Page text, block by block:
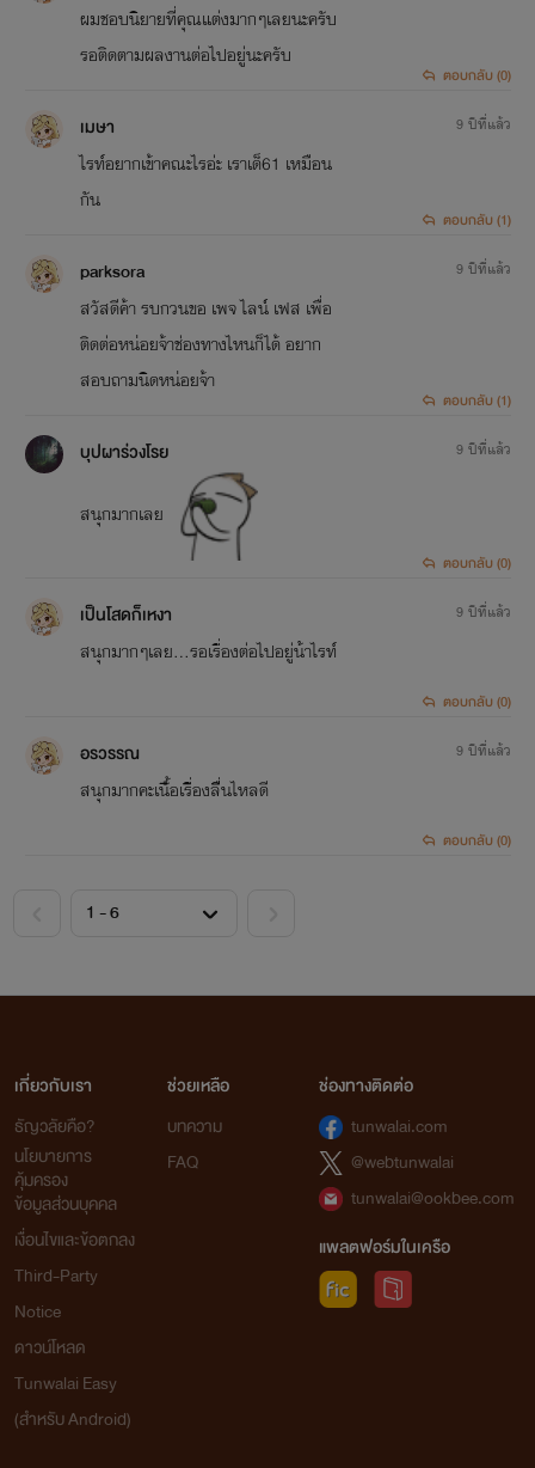
ผมชอบนิยายที่คุณแต่งมากๆเลยนะครับ
รอติดตามผลงานต่อไปอยู่นะครับ
ตอบกลับ (0)
เมษา
ไรท์อยากเข้าคณะไรอ่ะ เราเด็61 เหมือน
กัน
9 ปีที่แล้ว
ตอบกลับ (1)
parksora
สวัสดีค้า รบกวนขอ เพจ ไลน์ เฟส เพื่อ
ติดต่อหน่อยจ้าช่องทางไหนก็ได้ อยาก
สอบถามนิดหน่อยจ้า
9 ปีที่แล้ว
ตอบกลับ (1)
บุปผาร่วงโรย
สนุกมากเลย
9 ปีที่แล้ว
ตอบกลับ (0)
เป็นโสดก็เหงา
สนุกมากๆเลย...รอเรื่องต่อไปอยู่น้าไรท์
9 ปีที่แล้ว
ตอบกลับ (0)
อรวรรณ
สนุกมากคะเนืั้อเรื่ิองลืี่นไหลดี
9 ปีที่แล้ว
ตอบกลับ (0)
เกี่ยวกับเรา
ธัญวลัยคือ?
นโยบายการ
คุ้มครอง
ข้อมูลส่วนบุคคล
เงื่อนไขและข้อตกลง
Third-Party
Notice
ดาวน์โหลด
Tunwalai Easy
(สำหรับ Android)
ช่วยเหลือ
บทความ
FAQ
ช่องทางติดต่อ
tunwalai.com
@webtunwalai
tunwalai@ookbee.com
แพลตฟอร์มในเครือ